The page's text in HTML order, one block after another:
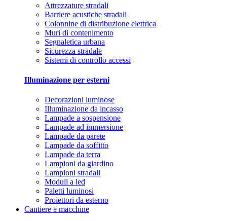
Attrezzature stradali
Barriere acustiche stradali
Colonnine di distribuzione elettrica
Muri di contenimento
Segnaletica urbana
Sicurezza stradale
Sistemi di controllo accessi
Illuminazione per esterni
Decorazioni luminose
Illuminazione da incasso
Lampade a sospensione
Lampade ad immersione
Lampade da parete
Lampade da soffitto
Lampade da terra
Lampioni da giardino
Lampioni stradali
Moduli a led
Paletti luminosi
Proiettori da esterno
Cantiere e macchine